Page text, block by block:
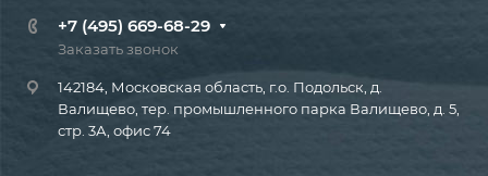
+7 (495) 669-68-29
Заказать звонок
142184, Московская область, г.о. Подольск, д.
Валищево, тер. промышленного парка Валищево, д. 5,
стр. 3А, офис 74